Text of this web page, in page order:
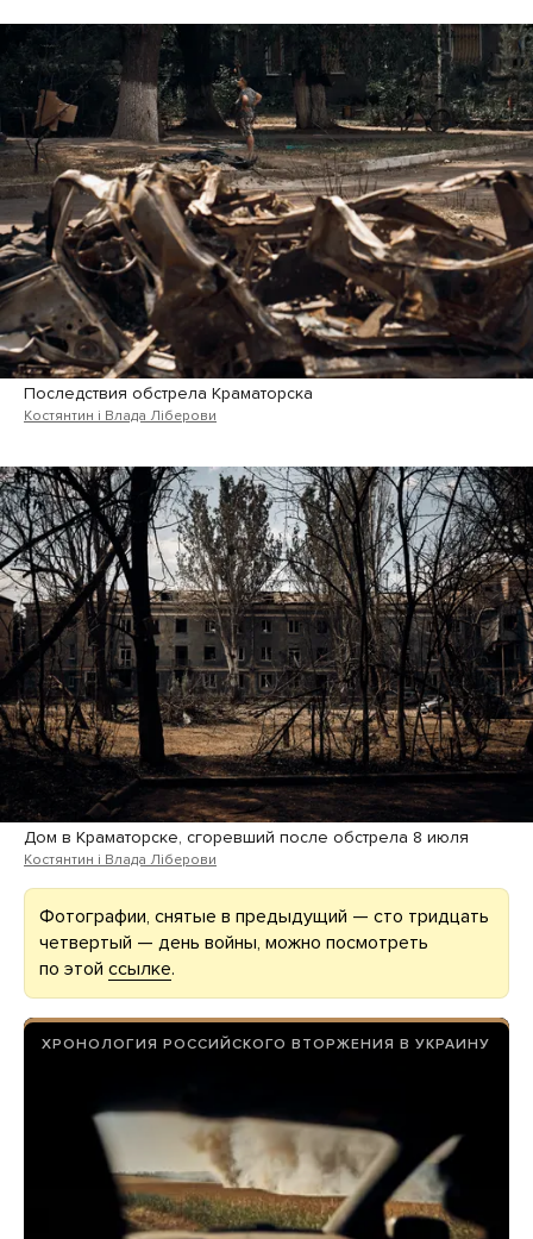
Последствия обстрела Краматорска
Костянтин і Влада Ліберови
Дом в Краматорске, сгоревший после обстрела 8 июля
Костянтин і Влада Ліберови
Фотографии, снятые в предыдущий — сто тридцать
четвертый — день войны, можно посмотреть
по этой ссылке.
ХРОНОЛОГИЯ РОССИЙСКОГО ВТОРЖЕНИЯ В УКРАИНУ